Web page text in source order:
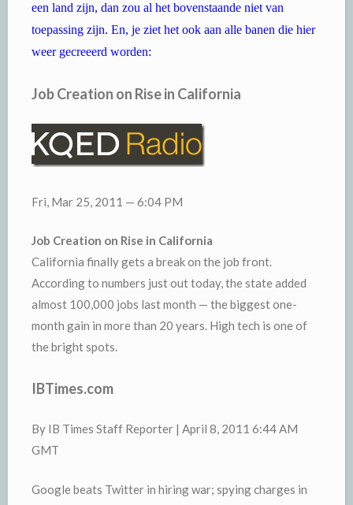
een land zijn, dan zou al het bovenstaande niet van
toepassing zijn. En, je ziet het ook aan alle banen die hier
weer gecreeerd worden:
Job Creation on Rise in California
Fri, Mar 25, 2011 — 6:04 PM
Job Creation on Rise in California
California finally gets a break on the job front.
According to numbers just out today, the state added
almost 100,000 jobs last month — the biggest one-
month gain in more than 20 years. High tech is one of
the bright spots.
IBTimes.com
By IB Times Staff Reporter | April 8, 2011 6:44 AM
GMT
Google beats Twitter in hiring war; spying charges in